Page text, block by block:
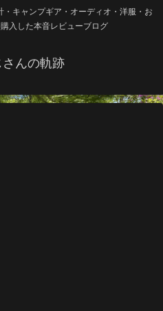
キャンプギア・オーディオ・洋服・お
入した本音レビューブログ
んの軌跡